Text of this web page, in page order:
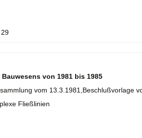
von 1981 bis 1985
vom 13.3.1981,Beschlußvorlage
Fließlinien